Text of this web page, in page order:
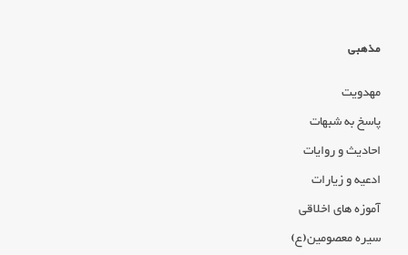
مذهبی
مهدویت
پاسخ به شبهات
احادیث و روایات
ادعیه و زیارات
آموزه های اخلاقی
سیره معصومین(ع)